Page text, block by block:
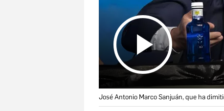
José Antonio Marco Sanjuán, que ha